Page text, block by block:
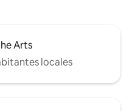
Arts
locales